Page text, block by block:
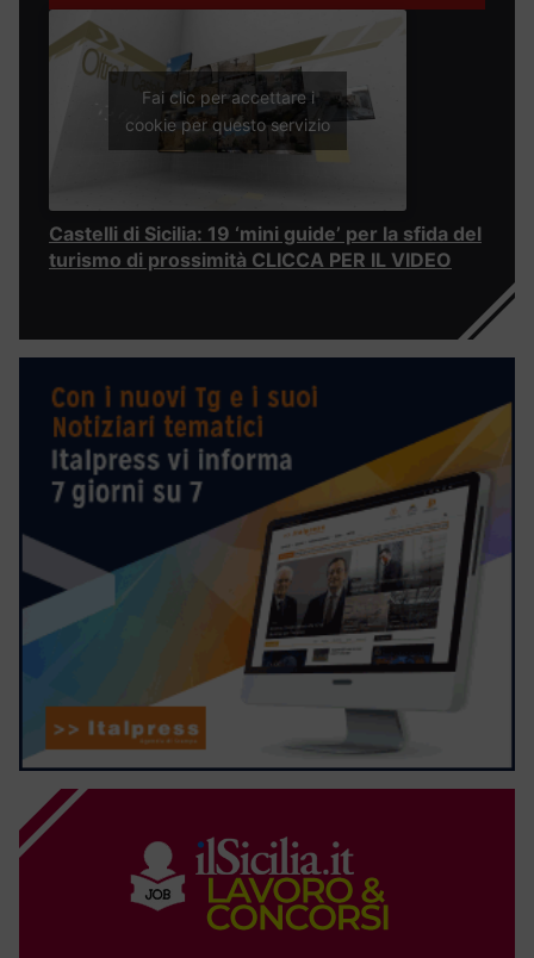
Fai clic per accettare i
cookie per questo servizio
Castelli di Sicilia: 19 ‘mini guide’ per la sfida del
turismo di prossimità CLICCA PER IL VIDEO